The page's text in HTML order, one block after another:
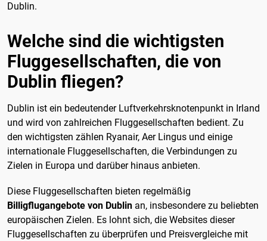
Dublin.
Welche sind die wichtigsten
Fluggesellschaften, die von
Dublin fliegen?
Dublin ist ein bedeutender Luftverkehrsknotenpunkt in Irland
und wird von zahlreichen Fluggesellschaften bedient. Zu
den wichtigsten zählen Ryanair, Aer Lingus und einige
internationale Fluggesellschaften, die Verbindungen zu
Zielen in Europa und darüber hinaus anbieten.
Diese Fluggesellschaften bieten regelmäßig
Billigflugangebote von Dublin an, insbesondere zu beliebten
europäischen Zielen. Es lohnt sich, die Websites dieser
Fluggesellschaften zu überprüfen und Preisvergleiche mit